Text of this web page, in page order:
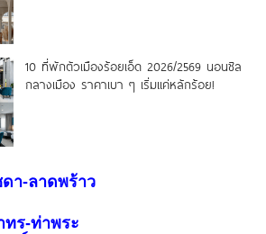
10 ที่พักตัวเมืองร้อยเอ็ด 2026/2569 นอนชิล
กลางเมือง ราคาเบา ๆ เริ่มแค่หลักร้อย!
า-ลาดพร้าว
ทร-ท่าพระ